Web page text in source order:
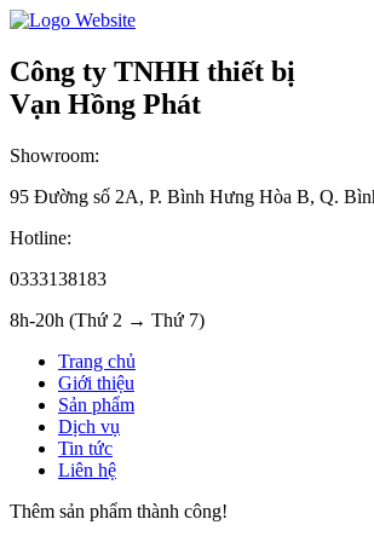
Công ty TNHH thiết bị
Vạn Hồng Phát
Showroom:
95 Đường số 2A, P. Bình Hưng Hòa B, Q.
Hotline:
0333138183
8h-20h (Thứ 2 → Thứ 7)
Trang chủ
Giới thiệu
Sản phẩm
Dịch vụ
Tin tức
Liên hệ
Thêm sản phẩm thành công!